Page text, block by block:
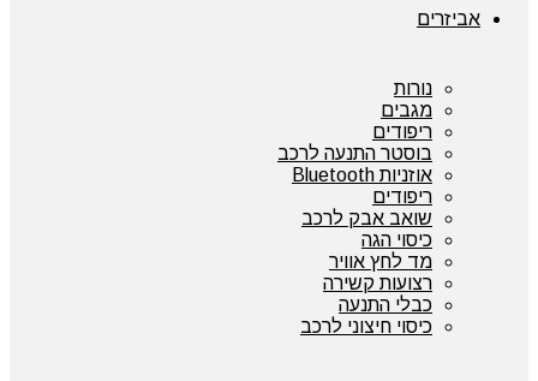
אביזרים
נורות
מגבים
ריפודים
בוסטר התנעה לרכב
אוזניות Bluetooth
ריפודים
שואב אבק לרכב
כיסוי הגה
מד לחץ אוויר
רצועות קשירה
כבלי התנעה
כיסוי חיצוני לרכב